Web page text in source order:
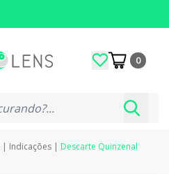
0
| Indicações | Descarte Quinzenal